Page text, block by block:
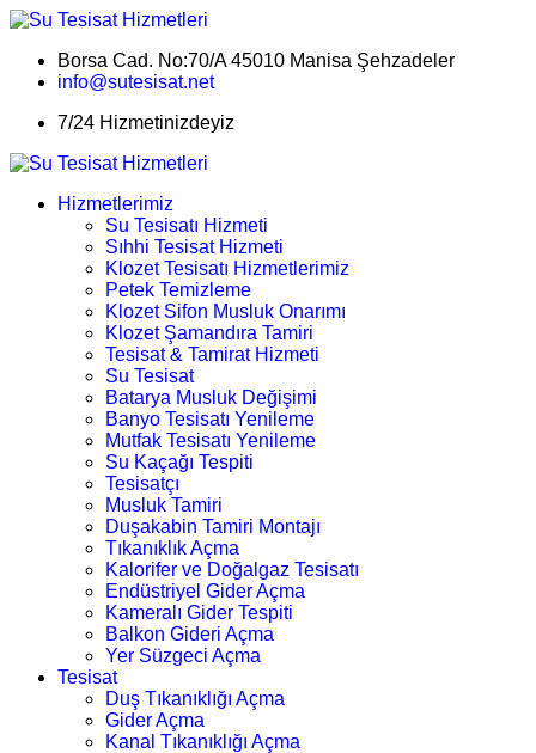
Borsa Cad. No:70/A 45010 Manisa Şehzadeler
info@sutesisat.net
7/24 Hizmetinizdeyiz
Hizmetlerimiz
Su Tesisatı Hizmeti
Sıhhi Tesisat Hizmeti
Klozet Tesisatı Hizmetlerimiz
Petek Temizleme
Klozet Sifon Musluk Onarımı
Klozet Şamandıra Tamiri
Tesisat & Tamirat Hizmeti
Su Tesisat
Batarya Musluk Değişimi
Banyo Tesisatı Yenileme
Mutfak Tesisatı Yenileme
Su Kaçağı Tespiti
Tesisatçı
Musluk Tamiri
Duşakabin Tamiri Montajı
Tıkanıklık Açma
Kalorifer ve Doğalgaz Tesisatı
Endüstriyel Gider Açma
Kameralı Gider Tespiti
Balkon Gideri Açma
Yer Süzgeci Açma
Tesisat
Duş Tıkanıklığı Açma
Gider Açma
Kanal Tıkanıklığı Açma